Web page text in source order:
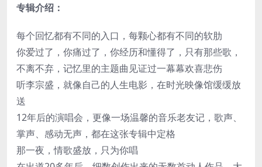
专辑介绍：
每个回忆都有不同的入口，每颗心都有不同的软肋
你爱过了，你痛过了，你经历和懂得了，只有那些歌，
不离不弃，记忆里的主题曲见证过一幕幕欢喜悲伤
听李宗盛，就像自己的人生电影，在时光映像馆缓缓放
送
12年后的演唱会，更像一场温馨的音乐老友记，歌声、
掌声、感动无声，都在这张专辑中定格
那一夜，情歌盛放，只为你唱